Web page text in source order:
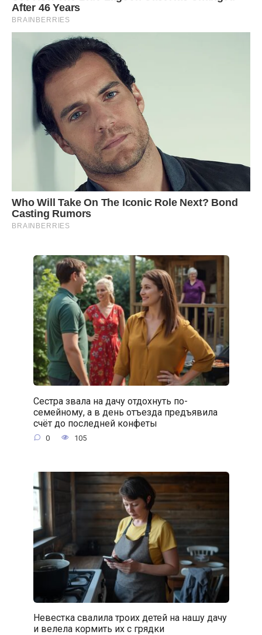
Сестра звала на дачу отдохнуть по-
семейному, а в день отъезда предъявила
счёт до последней конфеты
0 105
Невестка свалила троих детей на нашу дачу
и велела кормить их с грядки